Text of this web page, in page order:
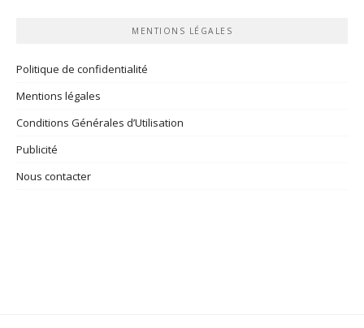
MENTIONS LÉGALES
Politique de confidentialité
Mentions légales
Conditions Générales d’Utilisation
Publicité
Nous contacter